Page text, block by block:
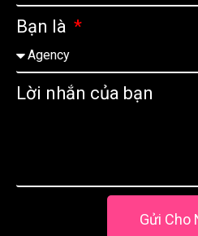
Bạn là
Lời nhắn của bạn
Gửi Cho